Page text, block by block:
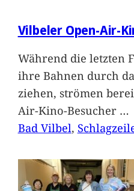
Vilbeler Open-Air-
Während die letzten
ihre Bahnen durch
ziehen, strömen
Air-Kino-Besucher …
Bad Vilbel,